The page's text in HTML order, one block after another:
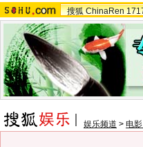
搜狐 ChinaRen
娱乐频道 > 电